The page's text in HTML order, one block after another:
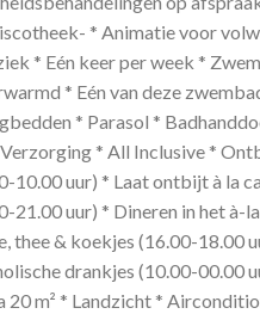
* Animatie voor
* Eén keer per week *
* Eén van deze
* Parasol *
* All Inclusive *
10.00 uur) * Laat ontbijt à la
21.00 uur) * Dineren in het à-
thee & koekjes (16.00-18.00
drankjes (10.00-00.00
m² * Landzicht *